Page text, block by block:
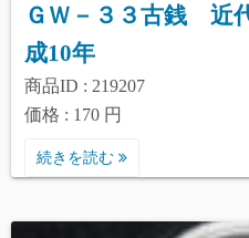
ＧＷ－３３古銭 近
成10年
商品ID : 219207
価格 : 170 円
続きを読む